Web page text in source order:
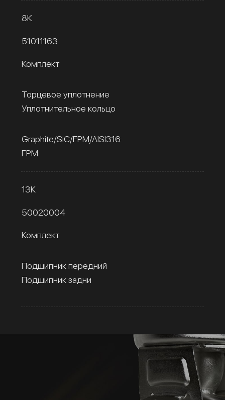
8К
51011163
Комплект
Торцевое уплотнение
Уплотнительное кольцо
Graphite/SiC/FPM/AISI316
FPM
13К
50020004
Комплект
Подшипник передний
Подшипник задни